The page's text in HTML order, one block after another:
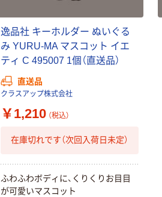
逸品社 キーホルダー ぬいぐる
み YURU-MA マスコット イエ
ティ C 495007 1個（直送品）
直送品
クラスアップ株式会社
￥1,210 （税込）
在庫切れです（次回入荷日未定）
ふわふわボディに、くりくりお目目
が可愛いマスコット